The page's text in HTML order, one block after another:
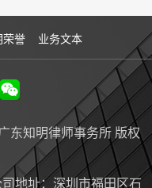
荣誉 业务文本
东知明律师事务所 版权
地址： 深圳市福田区石